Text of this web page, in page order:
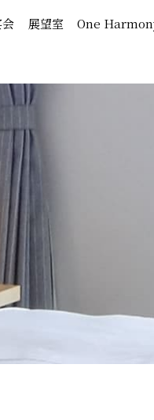
展望室 One